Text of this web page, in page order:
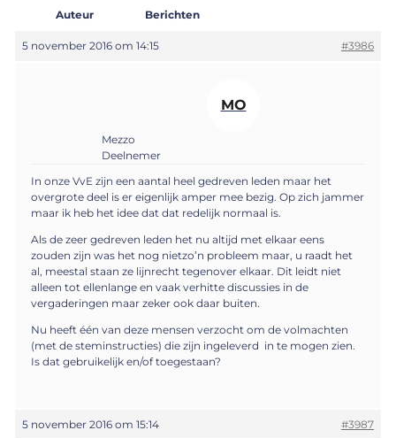
Auteur Berichten
5 november 2016 om 14:15 #3986
MO
Mezzo
Deelnemer
In onze VvE zijn een aantal heel gedreven leden maar het
overgrote deel is er eigenlijk amper mee bezig. Op zich jammer
maar ik heb het idee dat dat redelijk normaal is.
Als de zeer gedreven leden het nu altijd met elkaar eens
zouden zijn was het nog nietzo’n probleem maar, u raadt het
al, meestal staan ze lijnrecht tegenover elkaar. Dit leidt niet
alleen tot ellenlange en vaak verhitte discussies in de
vergaderingen maar zeker ook daar buiten.
Nu heeft één van deze mensen verzocht om de volmachten
(met de steminstructies) die zijn ingeleverd in te mogen zien.
Is dat gebruikelijk en/of toegestaan?
5 november 2016 om 15:14 #3987